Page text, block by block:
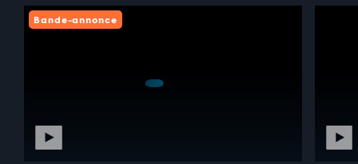
Bande-annonce